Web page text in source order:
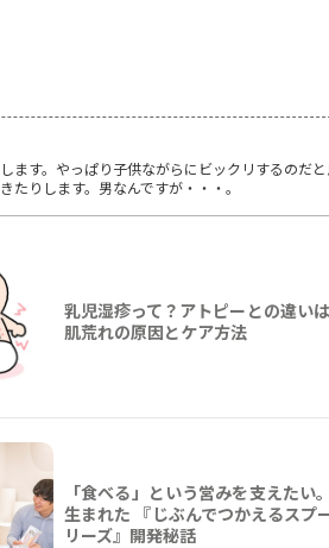
す。やっぱり子供ながらにビックリするのだと
りします。男なんですが・・・。
乳児湿疹って？アトピーとの違い
肌荒れの原因とケア方法
「食べる」という営みを支えたい
生まれた 『じぶんでつかえるスプ
リーズ』開発秘話